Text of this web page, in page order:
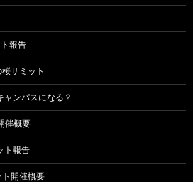
報告
サミット
ンパスになる？
催概要
ト報告
開催概要